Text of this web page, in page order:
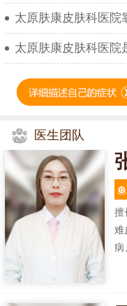
太原肤康皮肤科医院
太原肤康皮肤科医院
医生团队
擅
难
病